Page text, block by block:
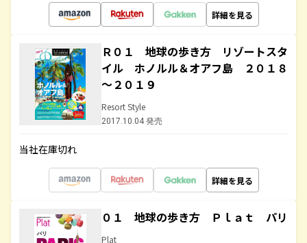
詳細を見る
Ｒ０１ 地球の歩き方 リゾートスタ
イル ホノルル＆オアフ島 ２０１８
～２０１９
Resort Style
2017.10.04 発売
当社在庫切れ
詳細を見る
０１ 地球の歩き方 Ｐｌａｔ パリ
Plat